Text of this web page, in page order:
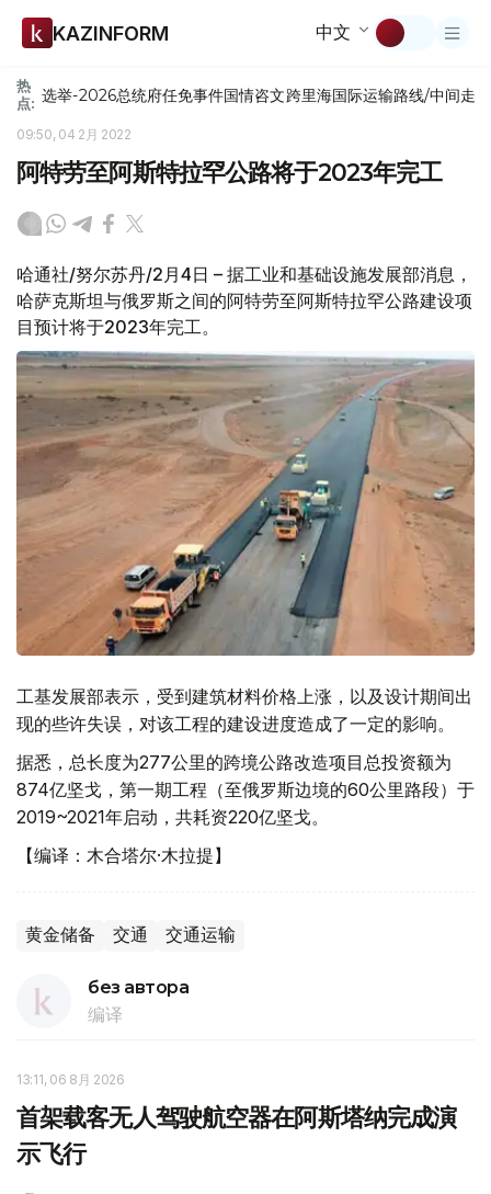
KAZINFORM 中文
热
点: 选举-2026总统府任免事件国情咨文跨里海国际运输路线/中间走廊
09:50, 04 2月 2022
阿特劳至阿斯特拉罕公路将于2023年完工
哈通社/努尔苏丹/2月4日 – 据工业和基础设施发展部消息，
哈萨克斯坦与俄罗斯之间的阿特劳至阿斯特拉罕公路建设项
目预计将于2023年完工。
工基发展部表示，受到建筑材料价格上涨，以及设计期间出
现的些许失误，对该工程的建设进度造成了一定的影响。
据悉，总长度为277公里的跨境公路改造项目总投资额为
874亿坚戈，第一期工程（至俄罗斯边境的60公里路段）于
2019~2021年启动，共耗资220亿坚戈。
【编译：木合塔尔·木拉提】
黄金储备 交通 交通运输
без автора
编译
13:11, 06 8月 2026
首架载客无人驾驶航空器在阿斯塔纳完成演
示飞行